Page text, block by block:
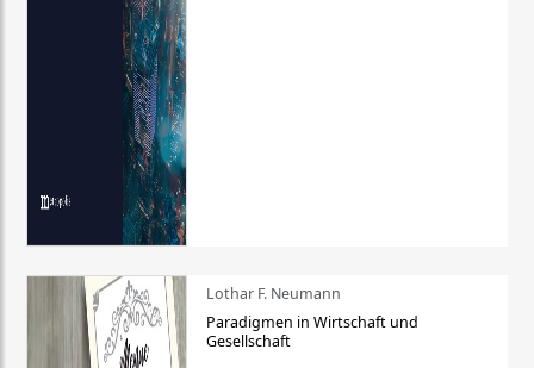
Lothar F. Neumann
Paradigmen in Wirtschaft und
Gesellschaft